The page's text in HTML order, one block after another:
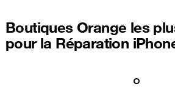
Boutiques Orange les
pour la Réparation